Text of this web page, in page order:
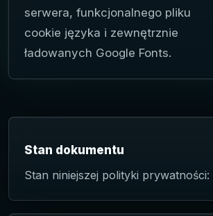
serwera, funkcjonalnego pliku
cookie języka i zewnętrznie
ładowanych Google Fonts.
Stan dokumentu
Stan niniejszej polityki prywatności: